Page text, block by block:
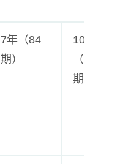
7年（84
期）
10年
（120
期）